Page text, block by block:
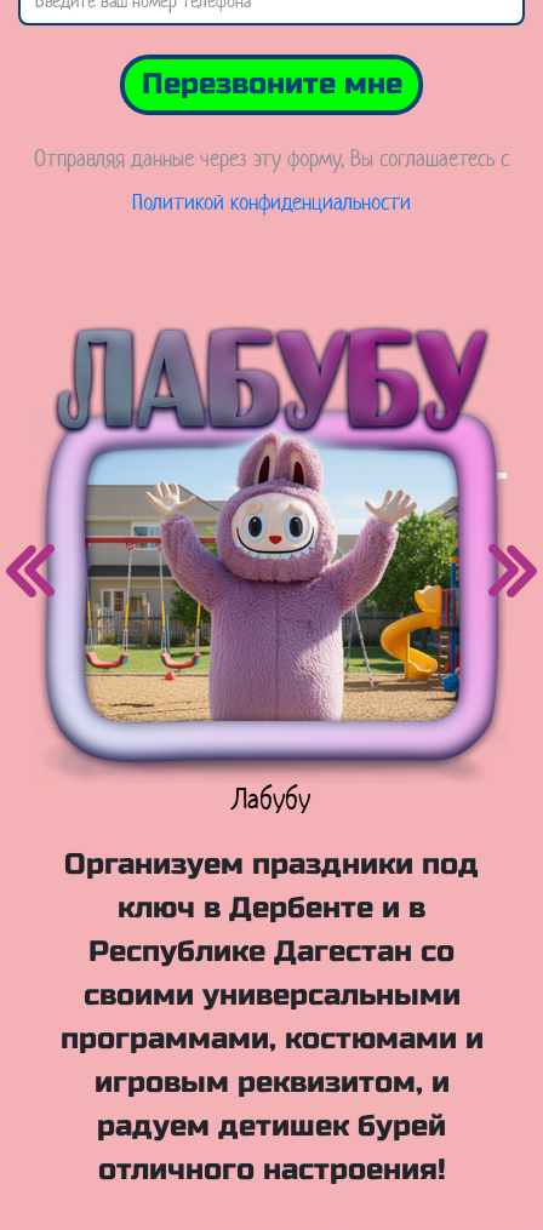
Перезвоните мне
Отправляя данные через эту форму, Вы соглашаетесь с
Политикой конфиденциальности
Куклы Лол
Организуем праздники под
ключ в Дербенте и в
Республике Дагестан со
своими универсальными
программами, костюмами и
игровым реквизитом, и
радуем детишек бурей
отличного настроения!